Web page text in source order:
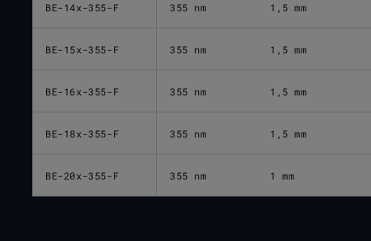
BE-14x-355-F 355 nm 1,5 mm
BE-15x-355-F 355 nm 1,5 mm
BE-16x-355-F 355 nm 1,5 mm
BE-18x-355-F 355 nm 1,5 mm
BE-20x-355-F 355 nm 1 mm